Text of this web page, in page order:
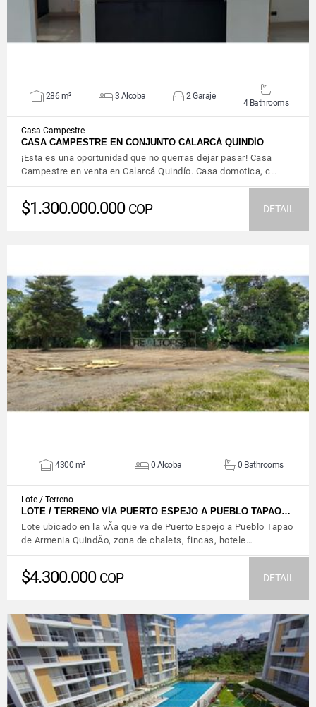
286 m² 3 Alcoba 2 Garaje
4 Bathrooms
Casa Campestre
CASA CAMPESTRE EN CONJUNTO CALARCÁ QUINDÍO
¡Esta es una oportunidad que no querras dejar pasar! Casa
Campestre en venta en Calarcá Quindío. Casa domotica, c…
$1.300.000.000 COP DETAIL
VIEW DETAILS
4300 m² 0 Alcoba 0 Bathrooms
Lote / Terreno
LOTE / TERRENO VÍA PUERTO ESPEJO A PUEBLO TAPAO…
Lote ubicado en la vÃ­a que va de Puerto Espejo a Pueblo Tapao
de Armenia QuindÃ­o, zona de chalets, fincas, hotele…
$4.300.000 COP DETAIL